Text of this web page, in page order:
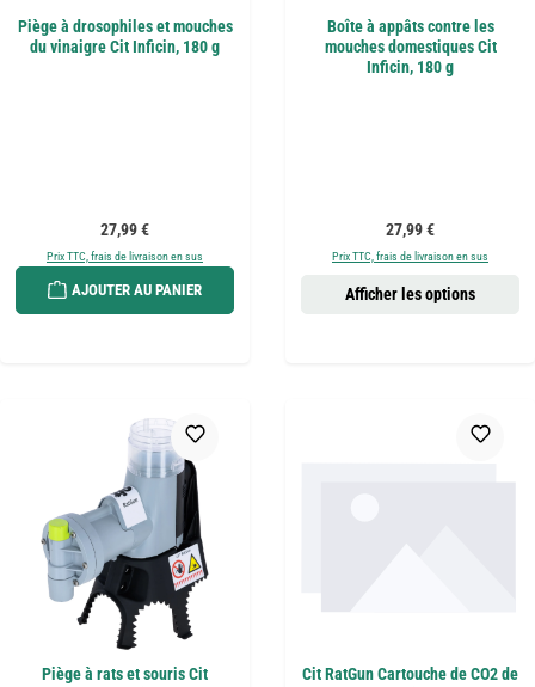
Piège à drosophiles et mouches
du vinaigre Cit Inficin, 180 g
Prix régulier :
27,99 €
Prix TTC, frais de livraison en sus
AJOUTER AU PANIER
Boîte à appâts contre les
mouches domestiques Cit
Inficin, 180 g
Prix régulier :
27,99 €
Prix TTC, frais de livraison en sus
Afficher les options
Piège à rats et souris Cit
Cit RatGun Cartouche de CO2 de